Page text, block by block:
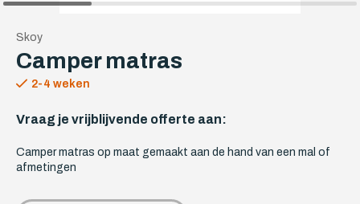
Skoy
Camper matras
2-4 weken
Vraag je vrijblijvende offerte aan:
Camper matras op maat gemaakt aan de hand van een mal of
afmetingen